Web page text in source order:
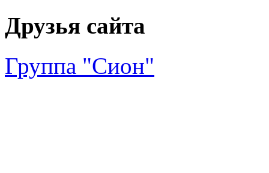
Друзья сайта
Группа "Сион"